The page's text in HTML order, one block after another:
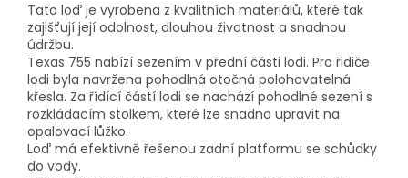
Tato loď je vyrobena z kvalitních materiálů, které tak
zajišťují její odolnost, dlouhou životnost a snadnou
údržbu.
Texas 755 nabízí sezením v přední části lodi. Pro řidiče
lodi byla navržena pohodlná otočná polohovatelná
křesla. Za řídící částí lodi se nachází pohodlné sezení s
rozkládacím stolkem, které lze snadno upravit na
opalovací lůžko.
Loď má efektivně řešenou zadní platformu se schůdky
do vody.